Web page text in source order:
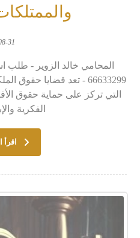
31
المحامي خالد الزوير - طلب
66633299 - تعد قضايا حقوق
التي تركز على حماية حقوق
الفكرية
اقرأ